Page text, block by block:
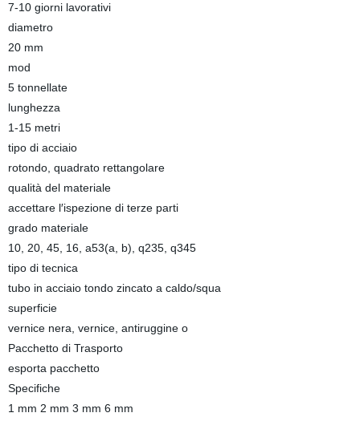
7-10 giorni lavorativi
diametro
20 mm
mod
5 tonnellate
lunghezza
1-15 metri
tipo di acciaio
rotondo, quadrato rettangolare
qualità del materiale
accettare l′ispezione di terze parti
grado materiale
10, 20, 45, 16, a53(a, b), q235, q345
tipo di tecnica
tubo in acciaio tondo zincato a caldo/squa
superficie
vernice nera, vernice, antiruggine o
Pacchetto di Trasporto
esporta pacchetto
Specifiche
1 mm 2 mm 3 mm 6 mm